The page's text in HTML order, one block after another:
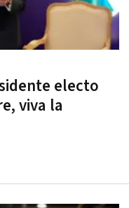
electo
viva la